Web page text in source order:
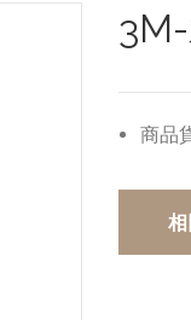
商品